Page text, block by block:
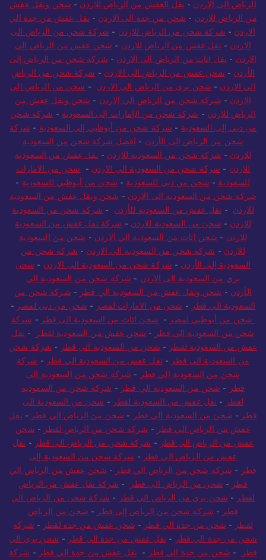
الرياض الى الاردن - نقل العفش من الرياض للاردن - شحن ونقل عفش
من الرياض للاردن - شحن من جدة الى الاردن - نقل عفش من جدة الي
الاردن - شركة شحن من الرياض للاردن - شركة شحن من الرياض الى
الاردن - نقل عفش من الرياض للاردن - شحن عفش من الرياض الي
الاردن - نقل اثاث من الرياض الى الاردن - شركة شحن من الرياض إلى
الأردن - شحن عفش من الرياض الى الاردن - شركة شحن من الرياض
الي الاردن - شحن بري من الرياض الى الاردن - شحن من الرياض الى
الاردن - شركة شحن من الرياض الي الاردن - شحن ونقل عفش من
الرياض للاردن - شركة شحن من الإمارات إلى السعودية - شركة شحن
من دبي إلى السعودية - شركة شحن من أبوظبي إلى السعودية - شركة
شحن من الرياض الى الأردن - افضل شركة شحن من السعودية
للاردن - شركة شحن من السعودية للاردن - نقل عفش من السعودية
للاردن - شركة شحن من السعودية الي الاردن - شحن من الامارات
للسعودية - شحن من دبي للسعودية - شحن من أبوظبي للسعودية -
شركة شحن من السعودية الى الاردن - شحن ونقل عفش من السعودية
للاردن - نقل عفش من السعودية للأردن - شركة شحن من السعودية
للاردن - شحن من السعودية للاردن - شركة نقل عفش من السعودية
للاردن - شحن اثاث من السعودية الي الاردن - شحن من السعودية
للاردن - شركة شحن من السعودية الي الاردن - شركة شحن من
السعودية إلى الأردن - شركة شحن من السعودية الى الاردن - شحن
بري من السعودية الى الاردن - شركة شحن من السعودية الي
الأردن - شحن ونقل عفش من السعودية الي قطر - شركة شحن من
السعودية الي قطر - شحن من الامارات لمصر - شحن من دبي لمصر -
شحن من أبوظبي لمصر - شحن اثاث من السعودية الى قطر - شركة
شحن من السعودية الى قطر - شحن عفش من السعودية لقطر - نقل
عفش من السعودية لقطر - شحن من السعودية الى قطر - شركة شحن
من السعودية الي قطر - نقل عفش من السعودية الي قطر - شركة
شحن من السعودية الي قطر - شركة شحن من السعودية الى
قطر - شحن من السعودية الي قطر - شركة شحن من السعودية
لقطر - نقل عفش من السعودية لقطر - شحن من السعودية الى
قطر - شحن من السعودية الي قطر - شحن من الرياض الي قطر - نقل
عفش من الرياض الي قطر - شركة شحن من الرياض لقطر - شحن
عفش من الرياض الي قطر - شركة شحن من الرياض الي قطر - نقل
عفش من الرياض الي قطر - شركة شحن من السعودية إلى
قطر - شركة شحن من الرياض الي قطر - شحن عفش من الرياض الي
قطر - شحن من الرياض الي قطر - شركة نقل عفش من الرياض
لقطر - شحن بري من الرياض الي قطر - شركة شحن من الرياض الي
قطر - شركة شحن من الرياض إلى قطر - شحن من الرياض
لقطر - شحن من جدة الي قطر - شحن عفش من جدة لقطر - شركة
شحن من جدة الي قطر - نقل عفش من جدة الي قطر - شحن بري الى
قطر
- شحن من جدة الي قطر - نقل عفش من جدة الي قطر - شركة